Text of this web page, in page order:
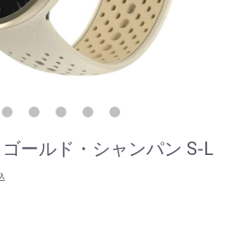
ールド・シャンパン S-L